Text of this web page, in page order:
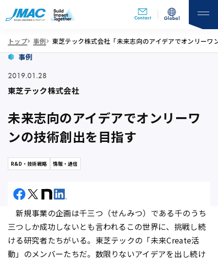
Contact Global
トップ 事例 東芝テック株式会社「未来志向のアイデアでオンリーワ
未来志向のアイデアでオンリーワ
ンの技術創出を目指す
事例
2019.01.28
東芝テック株式会社
R&D・技術戦略 情報・通信
新規事業の企画は千三つ（せんみつ）である――千のうち
三つしか成功しないとも言われるこの世界に、挑戦し続
ける研究者たちがいる。東芝テックの「未来Create活
動」のメンバーたちだ。数限りないアイデアを出し続け